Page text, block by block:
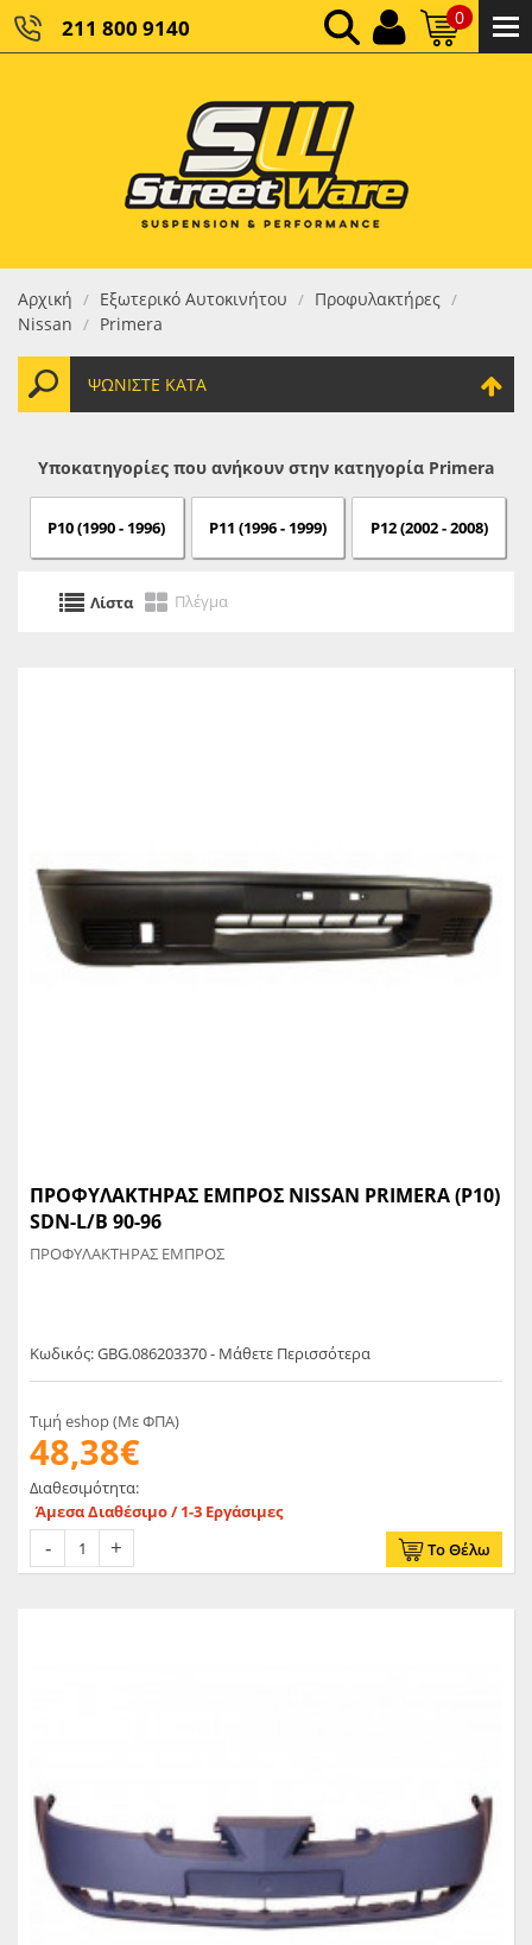
211 800 9140 0
ΚΑΘΑΡΌ ΣΎΝΟΛΟ:
ΤΕΛΙΚΌ ΣΎΝΟΛΟ:0,00 €
Αρχική / Εξωτερικό Αυτοκινήτου / Προφυλακτήρες /
Nissan / Primera
ΨΩΝΊΣΤΕ ΚΑΤΆ
Υποκατηγορίες που ανήκουν στην κατηγορία Primera
P10 (1990 - 1996) P11 (1996 - 1999) P12 (2002 - 2008)
Λίστα Πλέγμα
ΠΡΟΦΥΛΑΚΤΗΡΑΣ ΕΜΠΡΟΣ NISSAN PRIMERA (P10)
SDN-L/B 90-96
ΠΡΟΦΥΛΑΚΤΗΡΑΣ ΕΜΠΡΟΣ
Κωδικός: GBG.086203370 - Μάθετε Περισσότερα
Τιμή eshop (Με ΦΠΑ)
48,38€
Διαθεσιμότητα:
Άμεσα Διαθέσιμο / 1-3 Εργάσιμες
Το Θέλω